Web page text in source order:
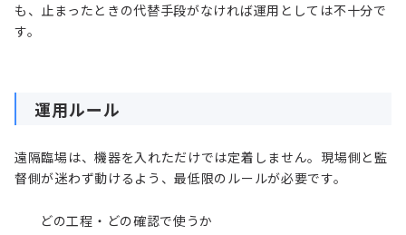
も、止まったときの代替手段がなければ運用としては不十分で
す。
運用ルール
遠隔臨場は、機器を入れただけでは定着しません。現場側と監
督側が迷わず動けるよう、最低限のルールが必要です。
どの工程・どの確認で使うか